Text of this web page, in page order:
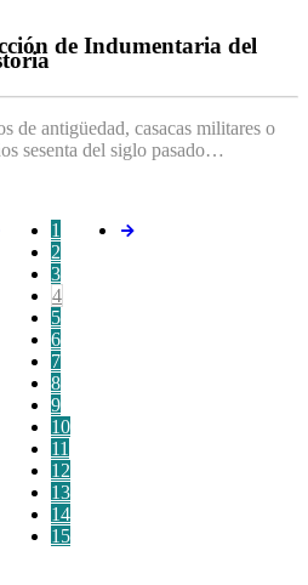
de Indumentaria del
de antigüedad, casacas militares o
sesenta del siglo pasado…
1
2
3
4
5
6
7
8
9
10
11
12
13
14
15